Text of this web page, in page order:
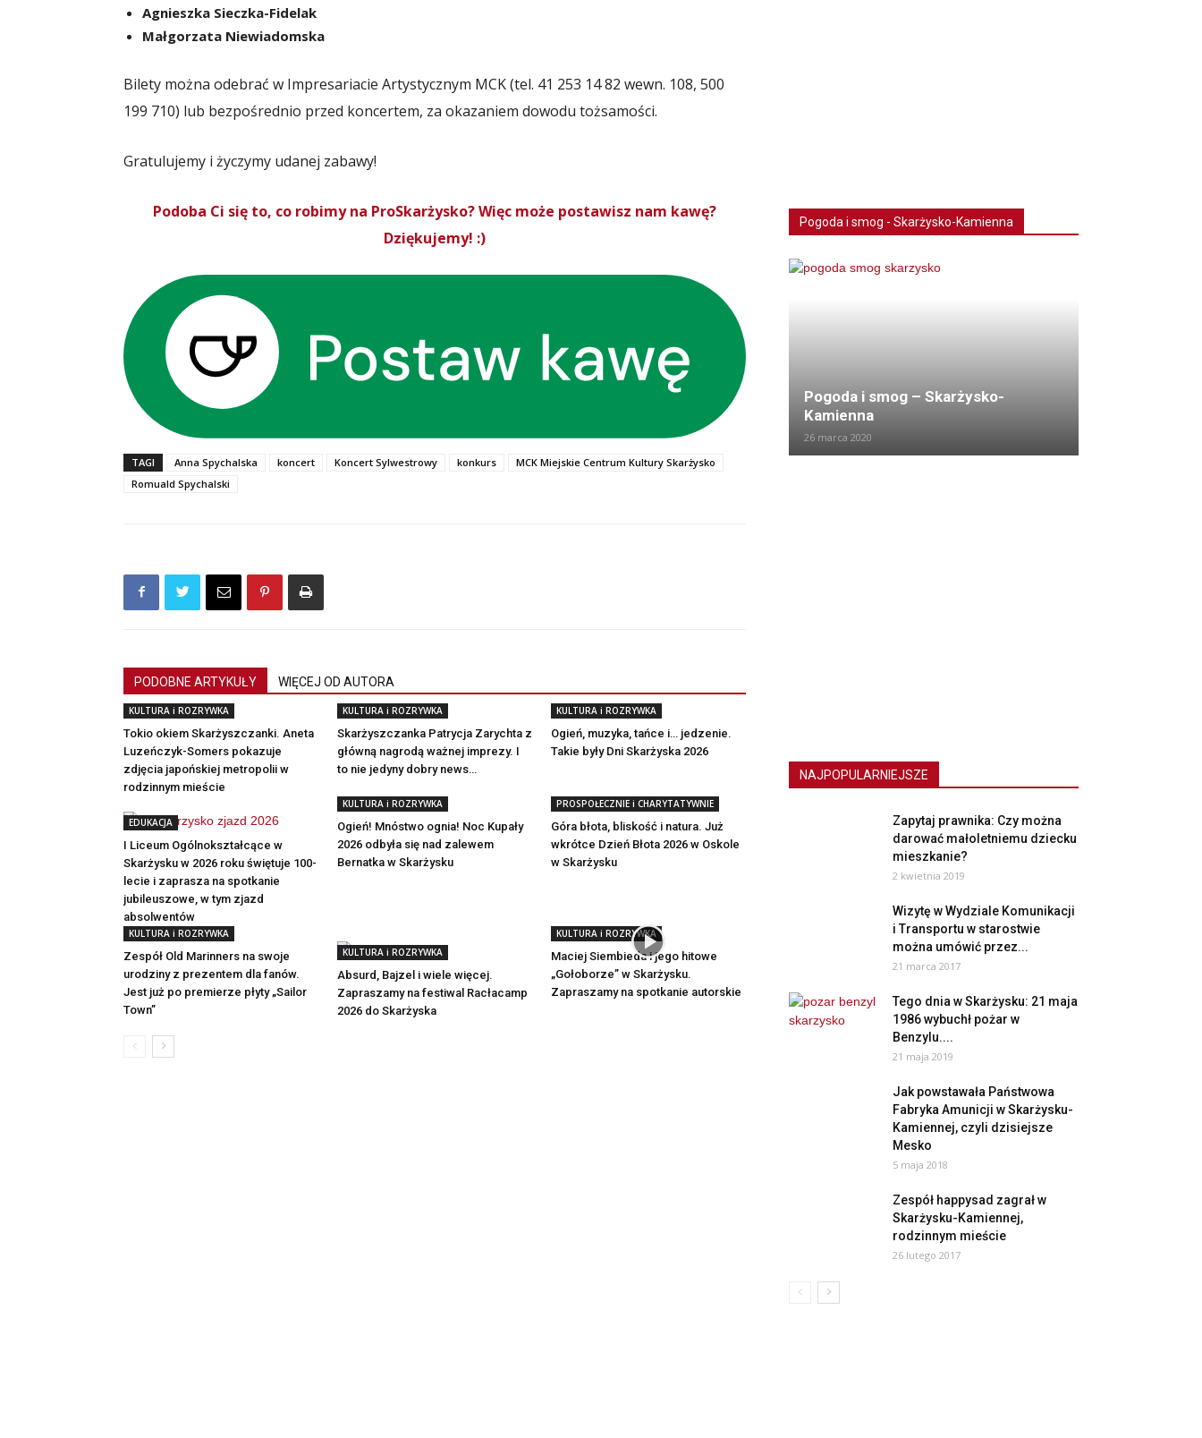
Agnieszka Sieczka-Fidelak
Małgorzata Niewiadomska
Bilety można odebrać w Impresariacie Artystycznym MCK (tel. 41 253 14 82 wewn. 108, 500
199 710) lub bezpośrednio przed koncertem, za okazaniem dowodu tożsamości.
Gratulujemy i życzymy udanej zabawy!
Podoba Ci się to, co robimy na ProSkarżysko? Więc może postawisz nam kawę?
Dziękujemy! :)
TAGI Anna Spychalska koncert Koncert Sylwestrowy konkurs
MCK Miejskie Centrum Kultury Skarżysko
Romuald Spychalski
PODOBNE ARTYKUŁY WIĘCEJ OD AUTORA
KULTURA i ROZRYWKA
Tokio okiem Skarżyszczanki. Aneta
Luzeńczyk-Somers pokazuje
zdjęcia japońskiej metropolii w
rodzinnym mieście
KULTURA i ROZRYWKA
Skarżyszczanka Patrycja Zarychta z
główną nagrodą ważnej imprezy. I
to nie jedyny dobry news…
KULTURA i ROZRYWKA
Ogień, muzyka, tańce i… jedzenie.
Takie były Dni Skarżyska 2026
EDUKACJA
I Liceum Ogólnokształcące w
Skarżysku w 2026 roku świętuje 100-
lecie i zaprasza na spotkanie
jubileuszowe, w tym zjazd
absolwentów
KULTURA i ROZRYWKA
Ogień! Mnóstwo ognia! Noc Kupały
2026 odbyła się nad zalewem
Bernatka w Skarżysku
PROSPOŁECZNIE i CHARYTATYWNIE
Góra błota, bliskość i natura. Już
wkrótce Dzień Błota 2026 w Oskole
w Skarżysku
KULTURA i ROZRYWKA
Zespół Old Marinners na swoje
urodziny z prezentem dla fanów.
Jest już po premierze płyty „Sailor
Town”
KULTURA i ROZRYWKA
Absurd, Bajzel i wiele więcej.
Zapraszamy na festiwal Racłacamp
2026 do Skarżyska
KULTURA i ROZRYWKA
Maciej Siembieda i jego hitowe
„Gołoborze” w Skarżysku.
Zapraszamy na spotkanie autorskie
Pogoda i smog - Skarżysko-Kamienna
Pogoda i smog – Skarżysko-
Kamienna
26 marca 2020
NAJPOPULARNIEJSZE
Zapytaj prawnika: Czy można
darować małoletniemu dziecku
mieszkanie?
2 kwietnia 2019
Wizytę w Wydziale Komunikacji
i Transportu w starostwie
można umówić przez...
21 marca 2017
Tego dnia w Skarżysku: 21 maja
1986 wybuchł pożar w
Benzylu....
21 maja 2019
Jak powstawała Państwowa
Fabryka Amunicji w Skarżysku-
Kamiennej, czyli dzisiejsze
Mesko
5 maja 2018
Zespół happysad zagrał w
Skarżysku-Kamiennej,
rodzinnym mieście
26 lutego 2017